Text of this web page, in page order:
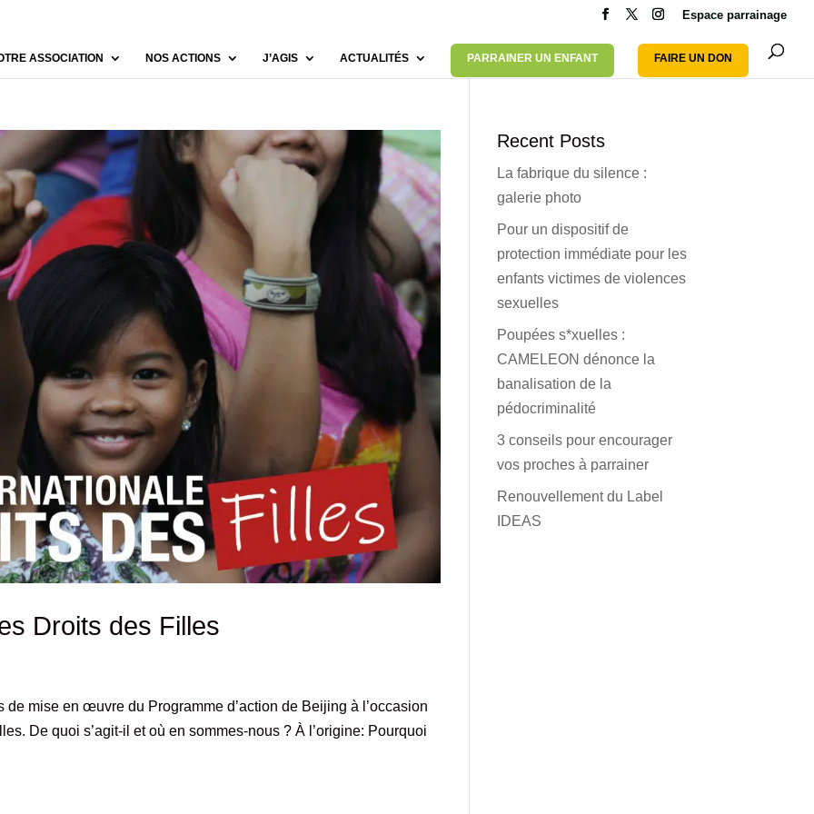
Espace parrainage
ASSOCIATION NOS ACTIONS J’AGIS ACTUALITÉS PARRAINER UN ENFANT FAIRE UN DON
Droits des Filles
mise en œuvre du Programme d’action de Beijing à l’occasion
De quoi s’agit-il et où en sommes-nous ? À l’origine: Pourquoi
Recent Posts
La fabrique du silence :
galerie photo
Pour un dispositif de
protection immédiate pour les
enfants victimes de violences
sexuelles
Poupées s*xuelles :
CAMELEON dénonce la
banalisation de la
pédocriminalité
3 conseils pour encourager
vos proches à parrainer
Renouvellement du Label
IDEAS